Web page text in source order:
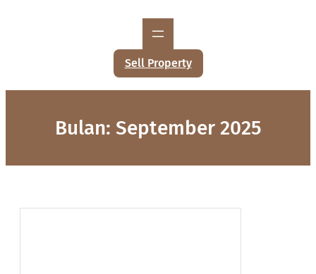
Sell Property
Bulan: September 2025